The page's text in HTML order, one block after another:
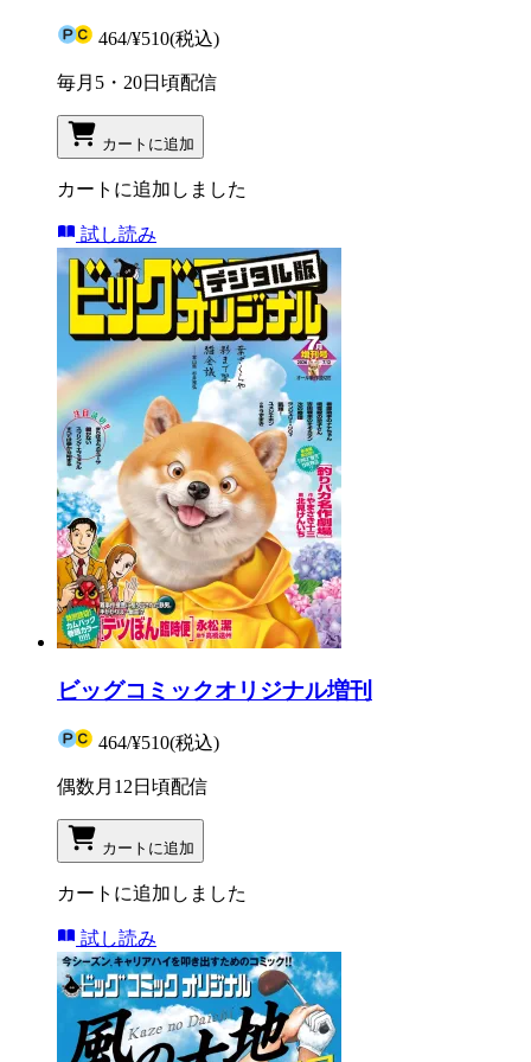
464/¥510(税込)
毎月5・20日頃配信
カートに追加
カートに追加しました
試し読み
ビッグコミックオリジナル増刊
464/¥510(税込)
偶数月12日頃配信
カートに追加
カートに追加しました
試し読み